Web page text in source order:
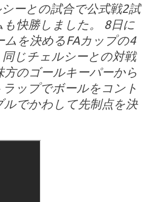
ーとの試合で公式戦2試
快勝しました。 8日に
を決めるFAカップの4
じチェルシーとの対戦
のゴールキーパーから
ップでボールをコント
でかわして先制点を決